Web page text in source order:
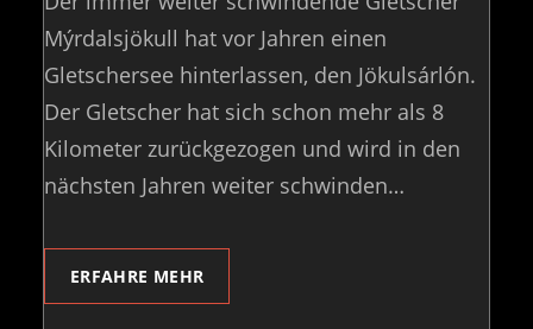
Mýrdalsjökull hat vor Jahren einen
Gletschersee hinterlassen, den Jökulsárlón.
Der Gletscher hat sich schon mehr als 8
Kilometer zurückgezogen und wird in den
nächsten Jahren weiter schwinden…
ERFAHRE MEHR